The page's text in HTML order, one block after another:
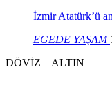
İzmir Atatürk’ü
EGEDE YAŞAM
DÖVİZ – ALTIN